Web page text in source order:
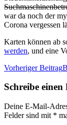
war da noch der
Corona vergessen
Karten können ab
werden, und eine
Beitrags-
Navigation
Vorheriger Beitrag
Schreibe
Deine E-Mail-
Felder sind mit *